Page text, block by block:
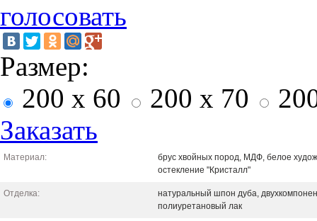
голосовать
Размер:
200 x 60
200 x 70
Заказать
Материал:
брус хвойных пород, МДФ, белое
остекление "Кристалл"
Отделка:
натуральный шпон дуба,
полиуретановый лак